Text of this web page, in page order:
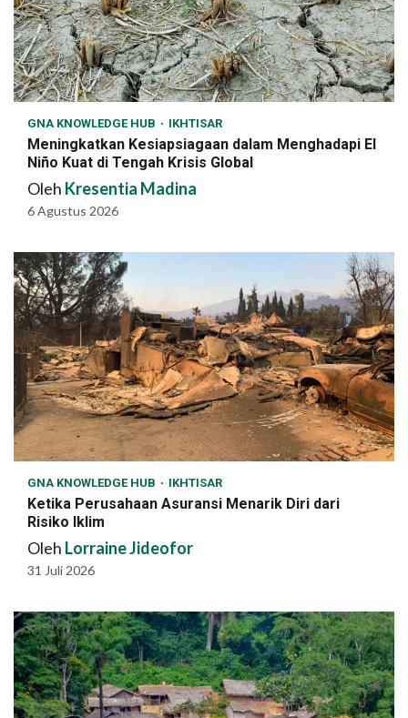
GNA KNOWLEDGE HUB IKHTISAR
Meningkatkan Kesiapsiagaan dalam Menghadapi El
Niño Kuat di Tengah Krisis Global
Oleh Kresentia Madina
6 Agustus 2026
GNA KNOWLEDGE HUB IKHTISAR
Ketika Perusahaan Asuransi Menarik Diri dari
Risiko Iklim
Oleh Lorraine Jideofor
31 Juli 2026